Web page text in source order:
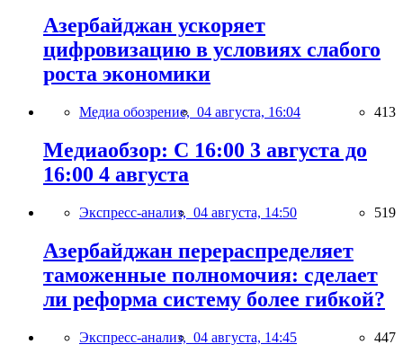
Азербайджан ускоряет
цифровизацию в условиях слабого
роста экономики
Медиа обозрение, 04 августа, 16:04 413
Медиаобзор: С 16:00 3 августа до
16:00 4 августа
Экспресс-анализ, 04 августа, 14:50 519
Азербайджан перераспределяет
таможенные полномочия: сделает
ли реформа систему более гибкой?
Экспресс-анализ, 04 августа, 14:45 447